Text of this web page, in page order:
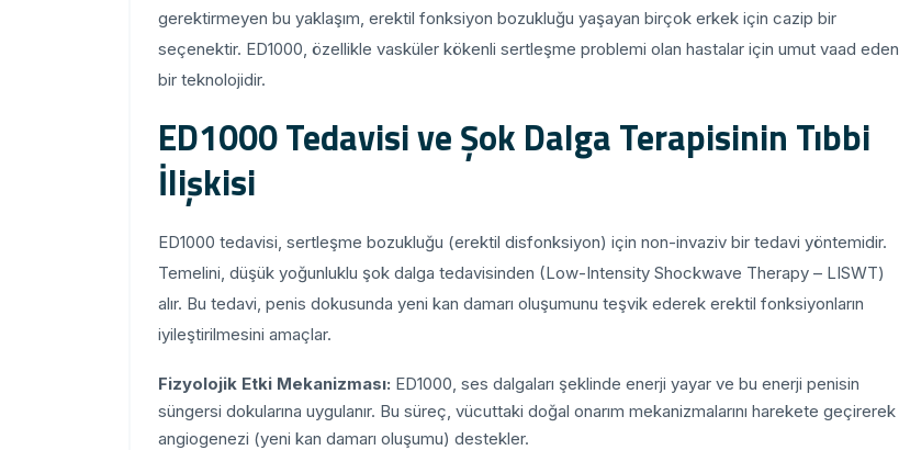
gerektirmeyen bu yaklaşım, erektil fonksiyon bozukluğu yaşayan birçok erkek için cazip bir
seçenektir. ED1000, özellikle vasküler kökenli sertleşme problemi olan hastalar için umut vaad eden
bir teknolojidir.
ED1000 Tedavisi ve Şok Dalga Terapisinin Tıbbi
İlişkisi
ED1000 tedavisi, sertleşme bozukluğu (erektil disfonksiyon) için non-invaziv bir tedavi yöntemidir.
Temelini, düşük yoğunluklu şok dalga tedavisinden (Low-Intensity Shockwave Therapy – LISWT)
alır. Bu tedavi, penis dokusunda yeni kan damarı oluşumunu teşvik ederek erektil fonksiyonların
iyileştirilmesini amaçlar.
Fizyolojik Etki Mekanizması: ED1000, ses dalgaları şeklinde enerji yayar ve bu enerji penisin
süngersi dokularına uygulanır. Bu süreç, vücuttaki doğal onarım mekanizmalarını harekete geçirerek
angiogenezi (yeni kan damarı oluşumu) destekler.